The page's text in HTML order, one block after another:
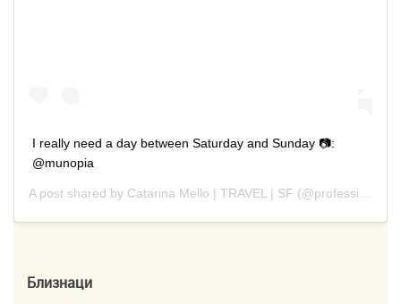
I really need a day between Saturday and Sunday 📷:
@munopia
A post shared by Catarina Mello | TRAVEL | SF (@professionaltraveler) on
Близнаци